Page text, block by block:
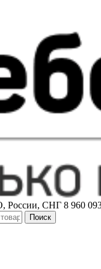
России, СНГ 8 960
Поиск